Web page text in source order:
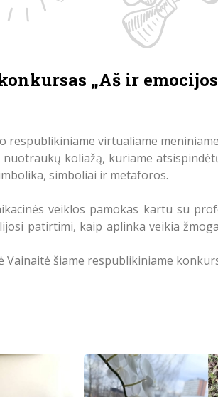
„Aš ir
respublikiniame virtualiame
koliažą, kuriame
simboliai ir metaforos.
veiklos pamokas kartu su
patirtimi, kaip aplinka veikia
Vainaitė šiame respublikiniame